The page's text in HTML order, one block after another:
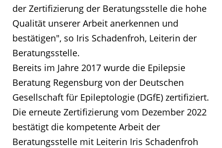
der Zertifizierung der Beratungsstelle die hohe
Qualität unserer Arbeit anerkennen und
bestätigen", so Iris Schadenfroh, Leiterin der
Beratungsstelle.
Bereits im Jahre 2017 wurde die Epilepsie
Beratung Regensburg von der Deutschen
Gesellschaft für Epileptologie (DGfE) zertifiziert.
Die erneute Zertifizierung vom Dezember 2022
bestätigt die kompetente Arbeit der
Beratungsstelle mit Leiterin Iris Schadenfroh